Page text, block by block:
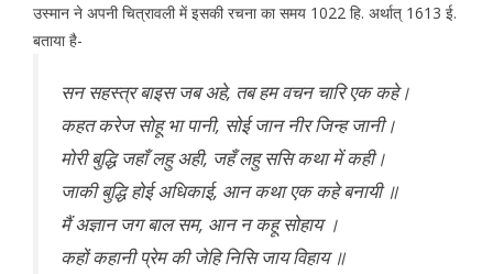
उस्मान ने अपनी चित्रावली में इसकी रचना का समय 1022 हि. अर्थात् 1613 ई.
बताया है-
सन सहस्त्र बाइस जब अहे, तब हम वचन चारि एक कहे।
कहत करेज सोहू भा पानी, सोई जान नीर जिन्ह जानी।
मोरी बुद्धि जहाँ लहु अही, जहँ लहु ससि कथा में कही।
जाकी बुद्धि होई अधिकाई, आन कथा एक कहे बनायी ॥
मैं अज्ञान जग बाल सम, आन न कहू सोहाय ।
कहों कहानी प्रेम की जेहि निसि जाय विहाय ॥